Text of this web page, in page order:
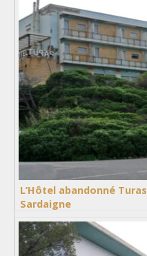
L’Hôtel abandonné
Sardaigne